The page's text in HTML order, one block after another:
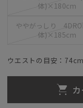
体)×180cm
ややがっしり
体)×185cm
ウエストの目安： 74cm